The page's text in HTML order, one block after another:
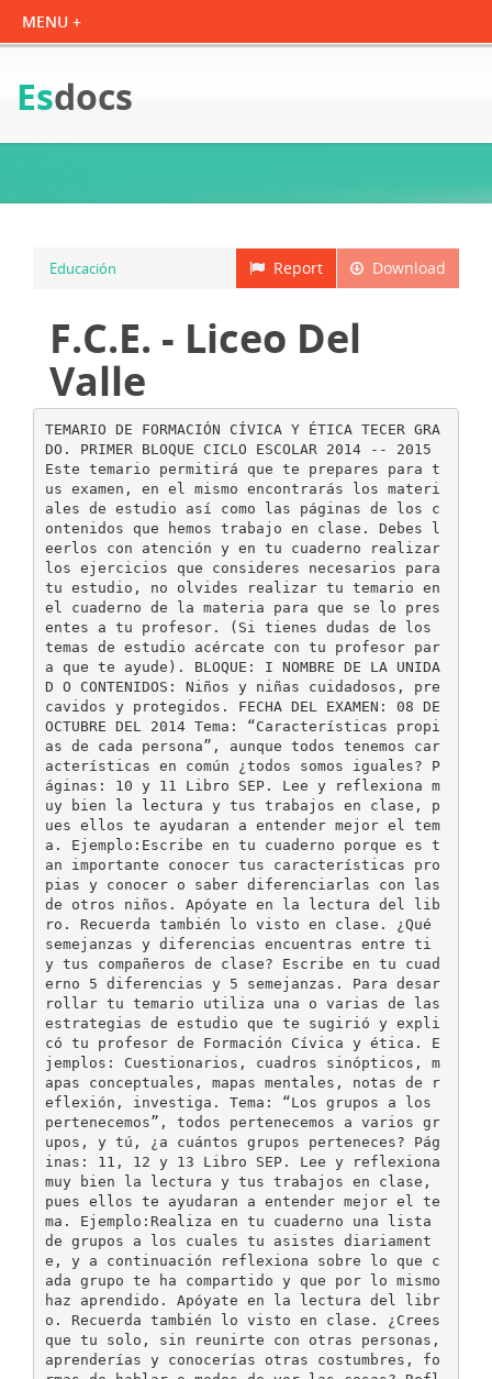
Esdocs
Download
Report
Educación
F.C.E. - Liceo Del
Valle
TEMARIO DE FORMACIÓN CÍVICA Y ÉTICA TECER GRA
DO. PRIMER BLOQUE CICLO ESCOLAR 2014 -­‐ 2015
Este temario permitirá que te prepares para t
us examen, en el mismo encontrarás los materi
ales de estudio así como las páginas de los c
ontenidos que hemos trabajo en clase. Debes l
eerlos con atención y en tu cuaderno realizar
los ejercicios que consideres necesarios para
tu estudio, no olvides realizar tu temario en
el cuaderno de la materia para que se lo pres
entes a tu profesor. (Si tienes dudas de los
temas de estudio acércate con tu profesor par
a que te ayude). BLOQUE: I NOMBRE DE LA UNIDA
D O CONTENIDOS: Niños y niñas cuidadosos, pre
cavidos y protegidos. FECHA DEL EXAMEN: 08 DE
OCTUBRE DEL 2014 Tema: “Características propi
as de cada persona”, aunque todos tenemos car
acterísticas en común ¿todos somos iguales? P
áginas: 10 y 11 Libro SEP. Lee y reflexiona m
uy bien la lectura y tus trabajos en clase, p
ues ellos te ayudaran a entender mejor el tem
a. Ejemplo:Escribe en tu cuaderno porque es t
an importante conocer tus características pro
pias y conocer o saber diferenciarlas con las
de otros niños. Apóyate en la lectura del lib
ro. Recuerda también lo visto en clase. ¿Qué
semejanzas y diferencias encuentras entre ti
y tus compañeros de clase? Escribe en tu cuad
erno 5 diferencias y 5 semejanzas. Para desar
rollar tu temario utiliza una o varias de las
estrategias de estudio que te sugirió y expli
có tu profesor de Formación Cívica y ética. E
jemplos: Cuestionarios, cuadros sinópticos, m
apas conceptuales, mapas mentales, notas de r
eflexión, investiga. Tema: “Los grupos a los
pertenecemos”, todos pertenecemos a varios gr
upos, y tú, ¿a cuántos grupos perteneces? Pág
inas: 11, 12 y 13 Libro SEP. Lee y reflexiona
muy bien la lectura y tus trabajos en clase,
pues ellos te ayudaran a entender mejor el te
ma. Ejemplo:Realiza en tu cuaderno una lista
de grupos a los cuales tu asistes diariament
e, y a continuación reflexiona sobre lo que c
ada grupo te ha compartido y que por lo mismo
haz aprendido. Apóyate en la lectura del libr
o. Recuerda también lo visto en clase. ¿Crees
que tu solo, sin reunirte con otras personas,
aprenderías y conocerías otras costumbres, fo